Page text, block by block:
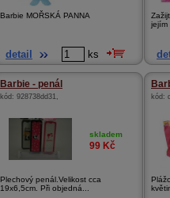
Barbie MOŘSKÁ PANNA
detail ks
jejím
Barbie - penál
kód: 928738dd31,
skladem
99 Kč
Plechový penál.Velikost cca
19x6,5cm. Při objedná...
kód: